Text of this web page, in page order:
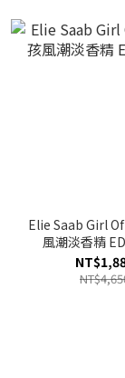
Elie Saab Girl
風潮淡香精